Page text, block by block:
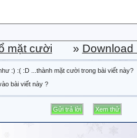
mặt cười » Download
:) :( :D ...thành mặt cười trong bài viết này?
bài viết này ?